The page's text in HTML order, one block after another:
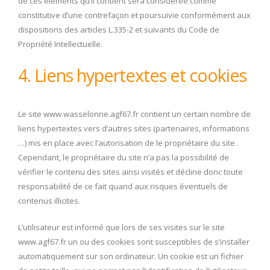
constitutive d’une contrefaçon et poursuivie conformément aux
dispositions des articles L.335-2 et suivants du Code de
Propriété Intellectuelle.
4. Liens hypertextes et cookies
Le site www.wasselonne.agf67.fr contient un certain nombre de
liens hypertextes vers d’autres sites (partenaires, informations
…) mis en place avec l’autorisation de le propriétaire du site .
Cependant, le propriétaire du site n’a pas la possibilité de
vérifier le contenu des sites ainsi visités et décline donc toute
responsabilité de ce fait quand aux risques éventuels de
contenus illicites.
L’utilisateur est informé que lors de ses visites sur le site
www.agf67.fr un ou des cookies sont susceptibles de s’installer
automatiquement sur son ordinateur. Un cookie est un fichier